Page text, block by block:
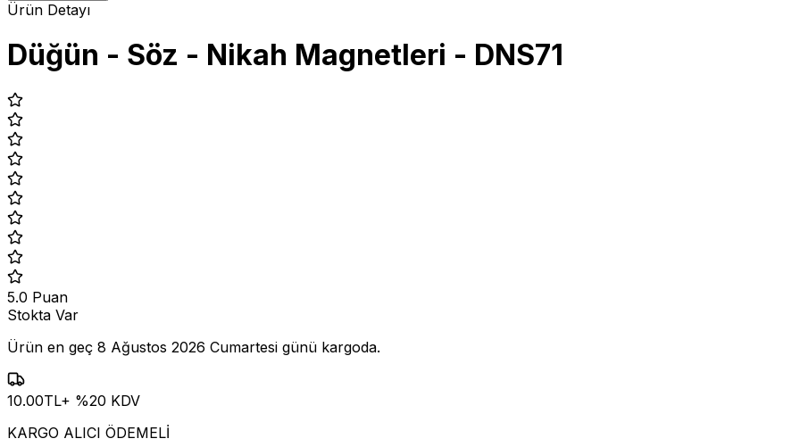
Ürün Detayı
Düğün - Söz - Nikah Magnetleri - DNS71
5.0 Puan
Stokta Var
Ürün en geç 8 Ağustos 2026 Cumartesi günü kargoda.
10.00TL+ %20 KDV
KARGO ALICI ÖDEMELİ